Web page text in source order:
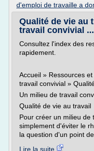
d'emploi de travaille a
Qualité de vie au
travail convivial ...
Consultez l'index des
rapidement.
Accueil » Ressources
travail convivial »
Un milieu de travail
Qualité de vie au travail
Pour créer un milieu de
simplement d'éviter le
la question d'un point
Lire la suite